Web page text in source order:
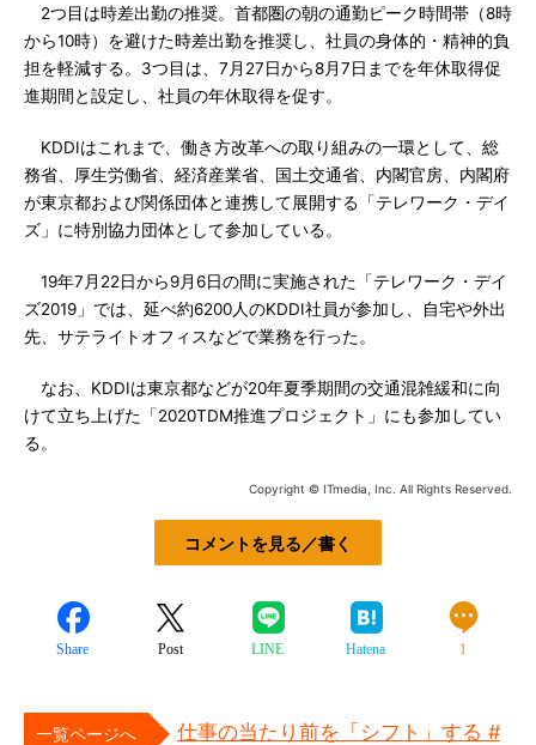
2つ目は時差出勤の推奨。首都圏の朝の通勤ピーク時間帯（8時
から10時）を避けた時差出勤を推奨し、社員の身体的・精神的負
担を軽減する。3つ目は、7月27日から8月7日までを年休取得促
進期間と設定し、社員の年休取得を促す。
KDDIはこれまで、働き方改革への取り組みの一環として、総
務省、厚生労働省、経済産業省、国土交通省、内閣官房、内閣府
が東京都および関係団体と連携して展開する「テレワーク・デイ
ズ」に特別協力団体として参加している。
19年7月22日から9月6日の間に実施された「テレワーク・デイ
ズ2019」では、延べ約6200人のKDDI社員が参加し、自宅や外出
先、サテライトオフィスなどで業務を行った。
なお、KDDIは東京都などが20年夏季期間の交通混雑緩和に向
けて立ち上げた「2020TDM推進プロジェクト」にも参加してい
る。
Copyright © ITmedia, Inc. All Rights Reserved.
コメントを見る／書く
Share Post LINE Hatena 1
一覧ページへ
仕事の当たり前を「シフト」する #